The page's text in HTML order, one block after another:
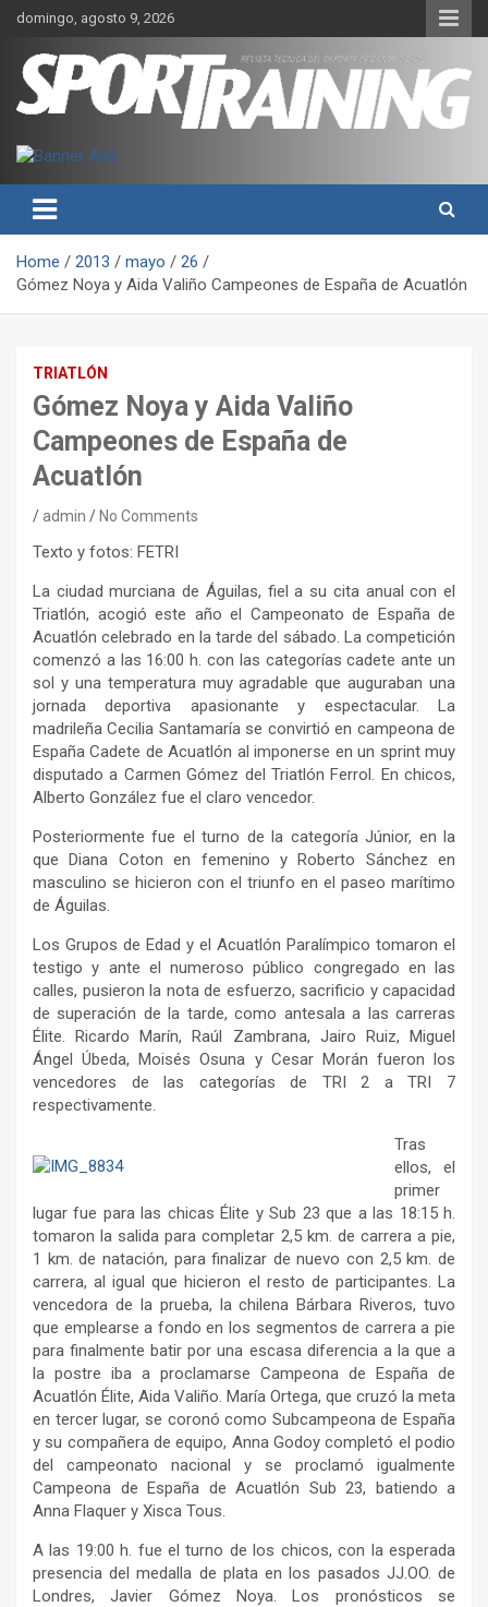
Skip
content
domingo, agosto 9, 2026
Revista técnica del deporte
Sport Training
rendimiento, nutrición y entrenamiento.
Home 2013 mayo
26
Gómez Noya y Aida Valiño Campeones de España de Acuatlón
TRIATLÓN
Gómez Noya y Aida Valiño
Campeones de España de
Acuatlón
admin No Comments
Texto y fotos: FETRI
La ciudad murciana de Águilas, fiel a su cita anual con el
Triatlón, acogió este año el Campeonato de España de
Acuatlón celebrado en la tarde del sábado. La competición
comenzó a las 16:00 h. con las categorías cadete ante un
sol y una temperatura muy agradable que auguraban una
jornada deportiva apasionante y espectacular. La
madrileña Cecilia Santamaría se convirtió en campeona de
España Cadete de Acuatlón al imponerse en un sprint muy
disputado a Carmen Gómez del Triatlón Ferrol. En chicos,
Alberto González fue el claro vencedor.
Posteriormente fue el turno de la categoría Júnior, en la
que Diana Coton en femenino y Roberto Sánchez en
masculino se hicieron con el triunfo en el paseo marítimo
de Águilas.
Los Grupos de Edad y el Acuatlón Paralímpico tomaron el
testigo y ante el numeroso público congregado en las
calles, pusieron la nota de esfuerzo, sacrificio y capacidad
de superación de la tarde, como antesala a las carreras
Élite. Ricardo Marín, Raúl Zambrana, Jairo Ruiz, Miguel
Ángel Úbeda, Moisés Osuna y Cesar Morán fueron los
vencedores de las categorías de TRI 2 a TRI 7
respectivamente.
Tras
ellos, el
primer
lugar fue para las chicas Élite y Sub 23 que a las 18:15 h.
tomaron la salida para completar 2,5 km. de carrera a pie,
1 km. de natación, para finalizar de nuevo con 2,5 km. de
carrera, al igual que hicieron el resto de participantes. La
vencedora de la prueba, la chilena Bárbara Riveros, tuvo
que emplearse a fondo en los segmentos de carrera a pie
para finalmente batir por una escasa diferencia a la que a
la postre iba a proclamarse Campeona de España de
Acuatlón Élite, Aida Valiño. María Ortega, que cruzó la meta
en tercer lugar, se coronó como Subcampeona de España
y su compañera de equipo, Anna Godoy completó el podio
del campeonato nacional y se proclamó igualmente
Campeona de España de Acuatlón Sub 23, batiendo a
Anna Flaquer y Xisca Tous.
A las 19:00 h. fue el turno de los chicos, con la esperada
presencia del medalla de plata en los pasados JJ.OO. de
Londres, Javier Gómez Noya. Los pronósticos se